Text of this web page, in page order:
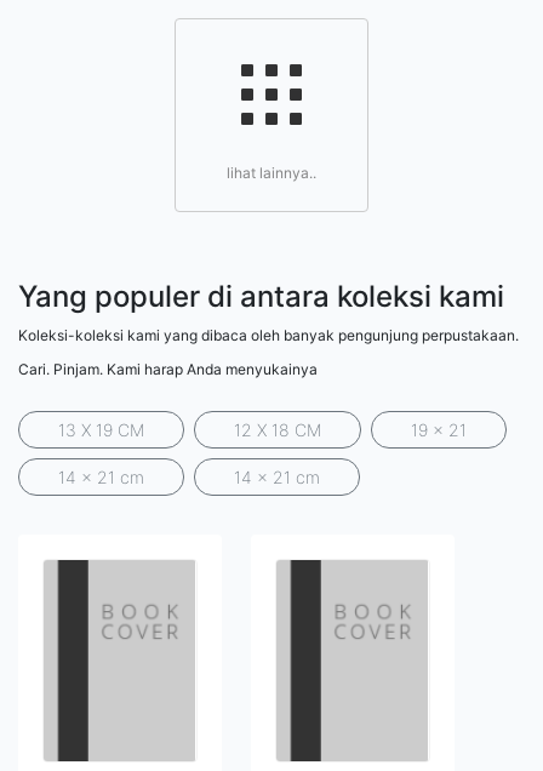
lihat lainnya..
Yang populer di antara koleksi kami
Koleksi-koleksi kami yang dibaca oleh banyak pengunjung perpustakaan.
Cari. Pinjam. Kami harap Anda menyukainya
13 X 19 CM 12 X 18 CM 19 x 21
14 x 21 cm 14 x 21 cm